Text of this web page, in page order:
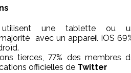
une tablette ou
avec un appareil iOS
tierces, 77% des membres
officielles de Twitter